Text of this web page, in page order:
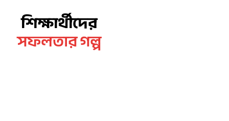
শিক্ষার্থীদের
সফলতার গল্প